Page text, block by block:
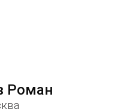
Роман